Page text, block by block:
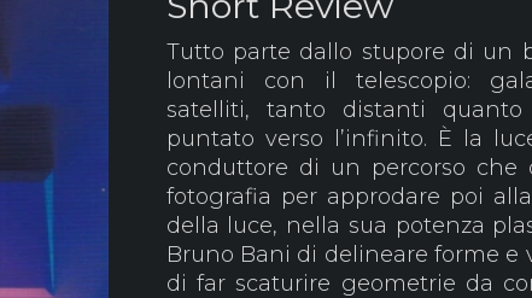
Tutto parte dallo stupore di un
lontani con il telescopio:
satelliti, tanto distanti
puntato verso l’infinito. È la
conduttore di un percorso che
fotografia per approdare poi
della luce, nella sua potenza
Bruno Bani di delineare forme e
di far scaturire geometrie da